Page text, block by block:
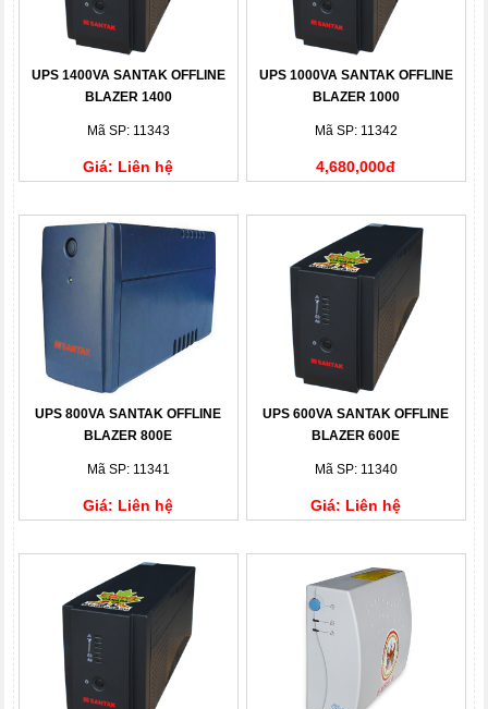
UPS 1400VA SANTAK OFFLINE
BLAZER 1400
Mã SP: 11343
Giá: Liên hệ
UPS 1000VA SANTAK OFFLINE
BLAZER 1000
Mã SP: 11342
4,680,000đ
UPS 800VA SANTAK OFFLINE
BLAZER 800E
Mã SP: 11341
Giá: Liên hệ
UPS 600VA SANTAK OFFLINE
BLAZER 600E
Mã SP: 11340
Giá: Liên hệ